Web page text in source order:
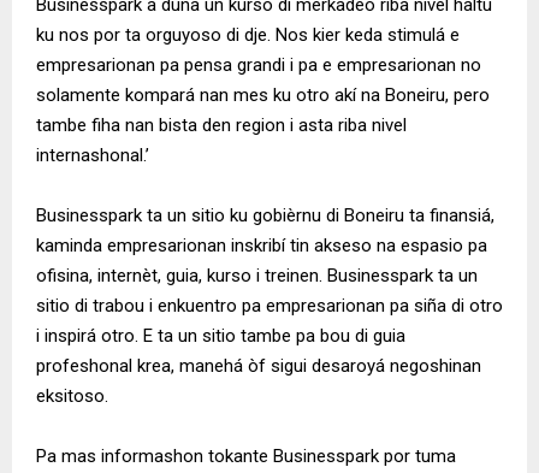
Businesspark a duna un kurso di merkadeo riba nivel haltu
ku nos por ta orguyoso di dje. Nos kier keda stimulá e
empresarionan pa pensa grandi i pa e empresarionan no
solamente kompará nan mes ku otro akí na Boneiru, pero
tambe fiha nan bista den region i asta riba nivel
internashonal.’
Businesspark ta un sitio ku gobièrnu di Boneiru ta finansiá,
kaminda empresarionan inskribí tin akseso na espasio pa
ofisina, internèt, guia, kurso i treinen. Businesspark ta un
sitio di trabou i enkuentro pa empresarionan pa siña di otro
i inspirá otro. E ta un sitio tambe pa bou di guia
profeshonal krea, manehá òf sigui desaroyá negoshinan
eksitoso.
Pa mas informashon tokante Businesspark por tuma